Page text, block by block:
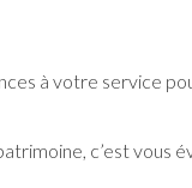
à votre service
c’est vous